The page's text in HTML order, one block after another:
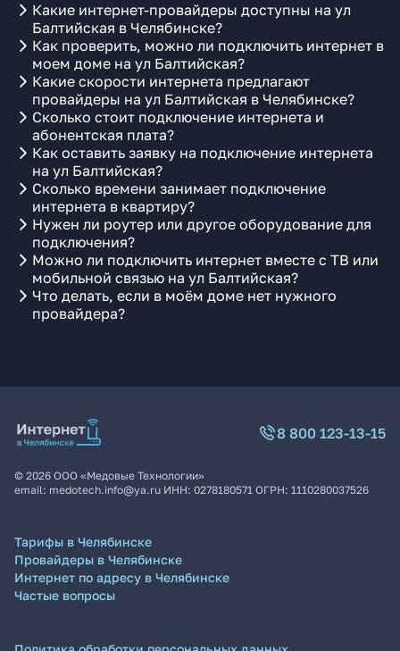
Какие интернет-провайдеры доступны на ул
Балтийская в Челябинске?
Как проверить, можно ли подключить интернет в
моем доме на ул Балтийская?
Какие скорости интернета предлагают
провайдеры на ул Балтийская в Челябинске?
Сколько стоит подключение интернета и
абонентская плата?
Как оставить заявку на подключение интернета
на ул Балтийская?
Сколько времени занимает подключение
интернета в квартиру?
Нужен ли роутер или другое оборудование для
подключения?
Можно ли подключить интернет вместе с ТВ или
мобильной связью на ул Балтийская?
Что делать, если в моём доме нет нужного
провайдера?
8 800 123-13-15
© 2026 ООО «Медовые Технологии»
email: medotech.info@ya.ru ИНН: 0278180571 ОГРН: 1110280037526
Тарифы в Челябинске
Провайдеры в Челябинске
Интернет по адресу в Челябинске
Частые вопросы